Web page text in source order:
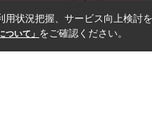
用状況把握、サービス向上検討
ついて」 をご確認ください。